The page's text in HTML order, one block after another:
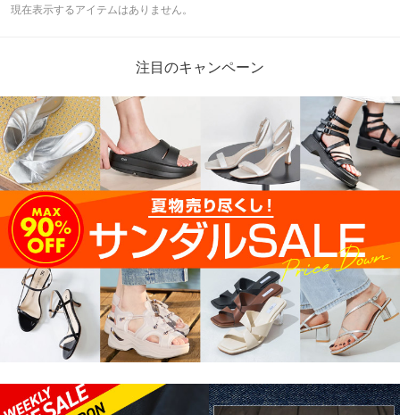
現在表示するアイテムはありません。
注目のキャンペーン